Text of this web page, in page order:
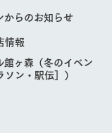
からのお知らせ
情報
館ヶ森（冬のイベン
ソン・駅伝］）